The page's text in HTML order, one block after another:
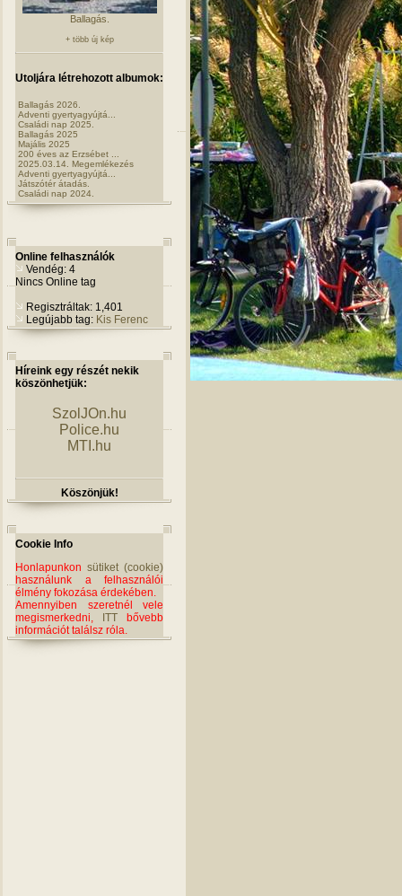
Ballagás.
+ több új kép
Utoljára létrehozott albumok:
Ballagás 2026.
Adventi gyertyagyújtá...
Családi nap 2025.
Ballagás 2025
Majális 2025
200 éves az Erzsébet ...
2025.03.14. Megemlékezés
Adventi gyertyagyújtá...
Játszótér átadás.
Családi nap 2024.
Online felhasználók
Vendég: 4
Nincs Online tag
Regisztráltak: 1,401
Legújabb tag: Kis Ferenc
Híreink egy részét nekik
köszönhetjük:
SzolJOn.hu
Police.hu
MTI.hu
Köszönjük!
Cookie Info
Honlapunkon sütiket (cookie)
használunk a felhasználói
élmény fokozása érdekében.
Amennyiben szeretnél vele
megismerkedni,
ITT bővebb
információt találsz róla.